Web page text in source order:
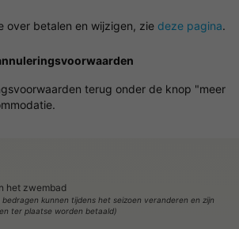
over betalen en wijzigen, zie deze pagina.
terug onder de knop "meer
het zwembad
kunnen tijdens het seizoen veranderen en zijn
ter plaatse worden betaald)